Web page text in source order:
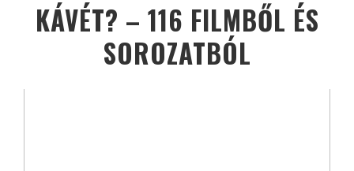
KÁVÉT? – 116 FILMBŐL ÉS
SOROZATBÓL